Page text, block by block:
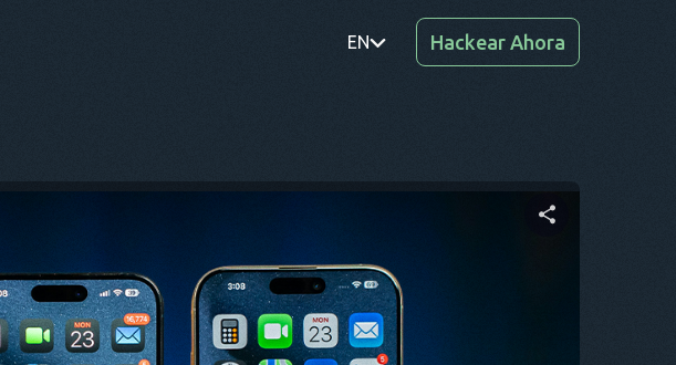
EN
SV
KO
Hackear Ahora
Comparte este artículo
Twitter Facebook